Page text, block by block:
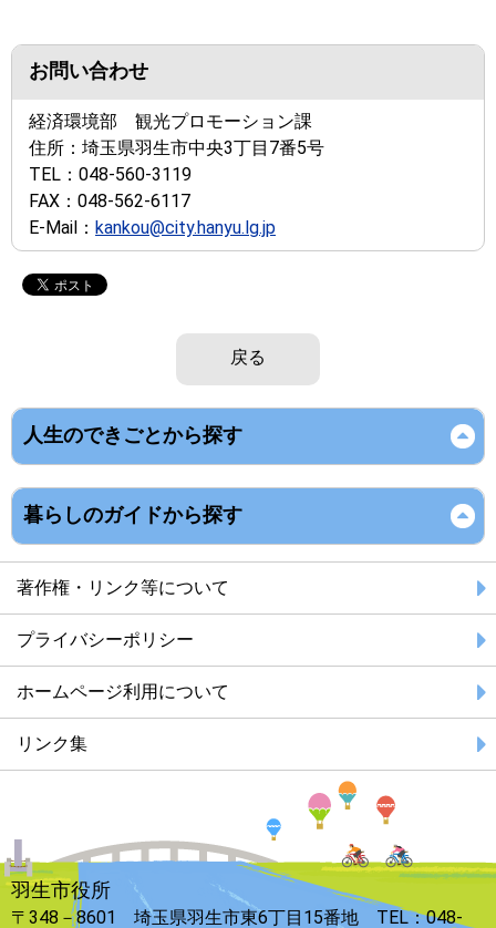
お問い合わせ
経済環境部 観光プロモーション課
住所： 埼玉県羽生市中央3丁目7番5号
TEL： 048-560-3119
FAX： 048-562-6117
E-Mail： kankou@city.hanyu.lg.jp
戻る
人生のできごとから探す
暮らしのガイドから探す
著作権・リンク等について
プライバシーポリシー
ホームページ利用について
リンク集
羽生市役所
〒348－8601 埼玉県羽生市東6丁目15番地 TEL：048-